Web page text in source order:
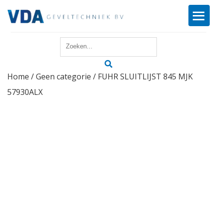
Reparatie
Home /Geen categorie / FUHR SLUITLIJST 845 MJK
57930ALX